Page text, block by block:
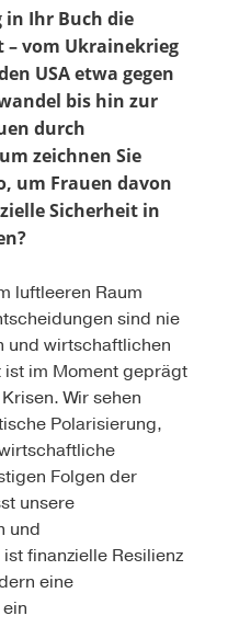
in Ihr Buch die
– vom Ukrainekrieg
USA etwa gegen
bis hin zur
durch
zeichnen Sie
um Frauen davon
Sicherheit in
luftleeren Raum
sind nie
und wirtschaftlichen
im Moment geprägt
Wir sehen
Polarisierung,
Folgen der
unsere
und
finanzielle Resilienz
eine